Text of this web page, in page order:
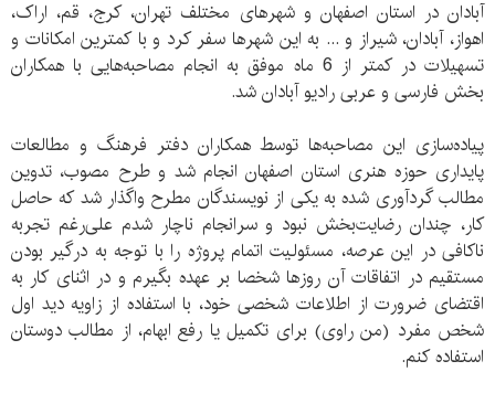
آبادان در استان اصفهان و شهرهای مختلف تهران، کرج، قم، اراک،
اهواز، آبادان، شیراز و ... به این شهرها سفر کرد و با کمترین امکانات و
تسهیلات در کمتر از 6 ماه موفق به انجام مصاحبه‌هایی با همکاران
بخش فارسی و عربی رادیو آبادان شد.
پیاده‌سازی این مصاحبه‌ها توسط همکاران دفتر فرهنگ و مطالعات
پایداری حوزه هنری استان اصفهان انجام شد و طرح مصوب، تدوین
مطالب گردآوری شده به یکی از نویسندگان مطرح واگذار شد که حاصل
کار، چندان رضایت‌بخش نبود و سرانجام ناچار شدم علی‌رغم تجربه
ناکافی در این عرصه، مسئولیت اتمام پروژه را با توجه به درگیر بودن
مستقیم در اتفاقات آن روزها شخصا بر عهده بگیرم و در اثنای کار به
اقتضای ضرورت از اطلاعات شخصی خود، با استفاده از زاویه دید اول
شخص مفرد (من راوی) برای تکمیل یا رفع ابهام، از مطالب دوستان
استفاده کنم.